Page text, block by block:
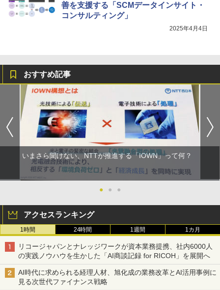
善を支援する「SCMデータインサイト・
コンサルティング」
2025年4月4日
おすすめ記事
いまさら聞けない、NTTが推進する「IOWN」って何？
● ● ●
アクセスランキング
1時間 24時間 1週間 1カ月
リコージャパンとナレッジワークが資本業務提携、社内6000人
の実践ノウハウを生かした「AI商談記録 for RICOH」を展開へ
AI時代に求められる経理人材、旭化成の業務改革とAI活用事例に
見る次世代ファイナンス戦略